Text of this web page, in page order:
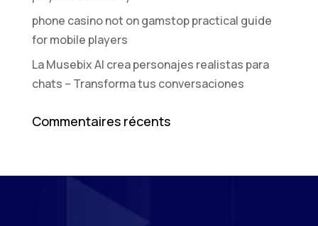
phone casino not on gamstop practical guide
for mobile players
La Musebix AI crea personajes realistas para
chats – Transforma tus conversaciones
Commentaires récents